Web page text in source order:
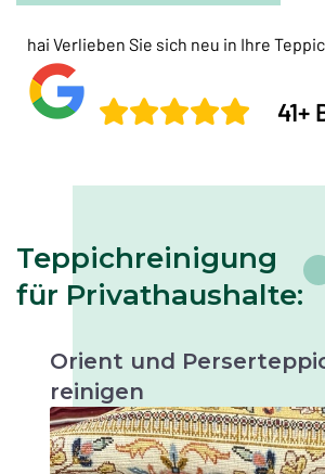
hai Verlieben Sie sich neu in Ihre
41+
Teppichreinigung
für Privathaushalte:
Orient und
reinigen
Orient- und
wertvolle und kunstvolle